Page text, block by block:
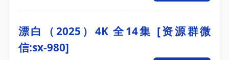
漂白（2025）4K 全14集 [资源群微
信:sx-980]